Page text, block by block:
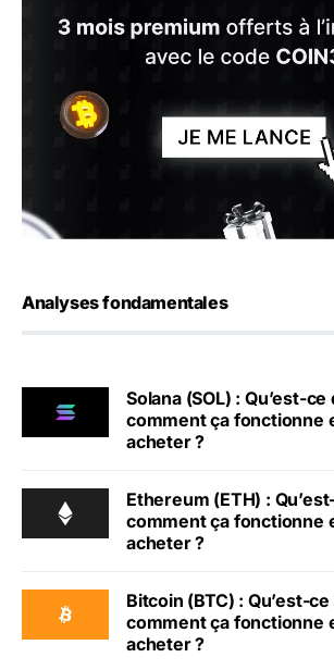
Analyses fondamentales
Solana (SOL) : Qu’est-ce
comment ça fonctionne
acheter ?
Ethereum (ETH) :
comment ça fonctionne
acheter ?
Bitcoin (BTC) : Qu’est-ce
comment ça fonctionne
acheter ?